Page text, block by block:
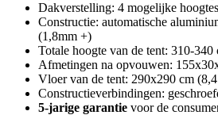
Dakverstelling: 4 mogelijke
Constructie: automatische
(1,8mm +)
Totale hoogte van de tent: 310-340
Afmetingen na opvouwen:
Vloer van de tent: 290x290 cm (8,4
Constructieverbindingen:
5-jarige garantie voor de